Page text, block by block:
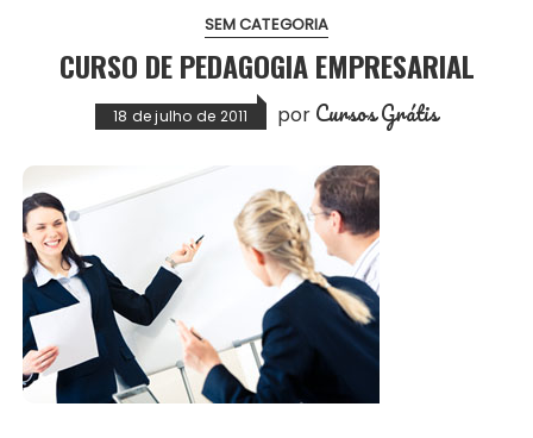
SEM CATEGORIA
CURSO DE PEDAGOGIA EMPRESARIAL
18 de julho de 2011 por Cursos Grátis